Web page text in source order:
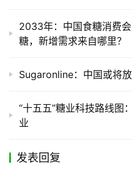
2033年：中国食糖消费
糖，新增需求来自哪里？
Sugaronline：中国或将放
“十五五”糖业科技路线图
业
发表回复